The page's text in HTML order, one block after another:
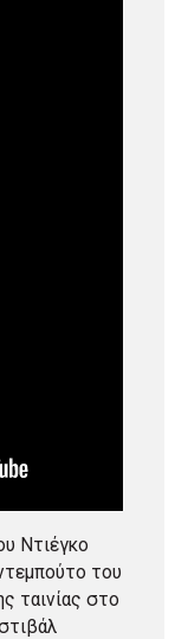
Ντιέγκο
του
ταινίας στο